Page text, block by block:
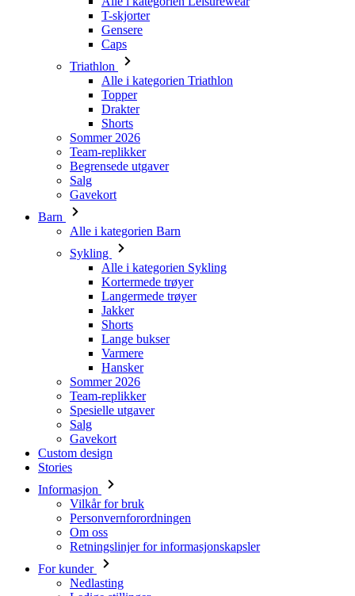
Alle i kategorien Triathlon
Topper
Drakter
Shorts
Sommer 2026
Team-replikker
Begrensede utgaver
Salg
Gavekort
Barn
Alle i kategorien Barn
Sykling
Alle i kategorien Sykling
Langermede trøyer
Jakker
Shorts
Lange bukser
Varmere
Hansker
Sommer 2026
Team-replikker
Spesielle utgaver
Salg
Gavekort
Custom design
Stories
Informasjon
Vilkår for bruk
Personvernforordningen
Om oss
Retningslinjer for informasjonskapsler
For kunder
Nedlasting
Ledige stillinger
FAQ
Størrelsesguide
Kontakt
Retur